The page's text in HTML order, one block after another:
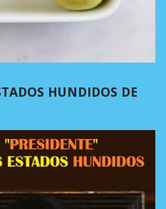
HUNDIDOS DE